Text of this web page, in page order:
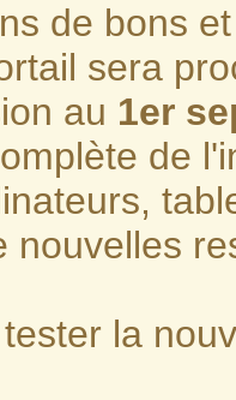
de bons
sera
au 1er
de
nouvelles
la